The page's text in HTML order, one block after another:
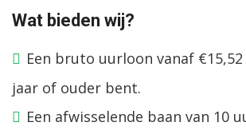
Wat bieden wij?
Een bruto uurloon vanaf
jaar of ouder bent.
Een afwisselende baan van 10